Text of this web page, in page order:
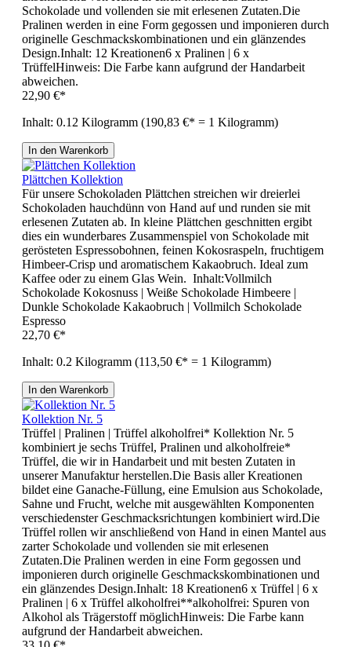
Schokolade und vollenden sie mit erlesenen Zutaten.Die
Pralinen werden in eine Form gegossen und imponieren durch
originelle Geschmackskombinationen und ein glänzendes
Design.Inhalt: 12 Kreationen6 x Pralinen | 6 x
TrüffelHinweis: Die Farbe kann aufgrund der Handarbeit
abweichen.
22,90 €*
Inhalt: 0.12 Kilogramm (190,83 €* = 1 Kilogramm)
In den Warenkorb
Plättchen Kollektion
Für unsere Schokoladen Plättchen streichen wir dreierlei
Schokoladen hauchdünn von Hand auf und runden sie mit
erlesenen Zutaten ab. In kleine Plättchen geschnitten ergibt
dies ein wunderbares Zusammenspiel von Schokolade mit
gerösteten Espressobohnen, feinen Kokosraspeln, fruchtigem
Himbeer-Crisp und aromatischem Kakaobruch. Ideal zum
Kaffee oder zu einem Glas Wein. Inhalt:Vollmilch
Schokolade Kokosnuss | Weiße Schokolade Himbeere |
Dunkle Schokolade Kakaobruch | Vollmilch Schokolade
Espresso
22,70 €*
Inhalt: 0.2 Kilogramm (113,50 €* = 1 Kilogramm)
In den Warenkorb
Kollektion Nr. 5
Trüffel | Pralinen | Trüffel alkoholfrei* Kollektion Nr. 5
kombiniert je sechs Trüffel, Pralinen und alkoholfreie*
Trüffel, die wir in Handarbeit und mit besten Zutaten in
unserer Manufaktur herstellen.Die Basis aller Kreationen
bildet eine Ganache-Füllung, eine Emulsion aus Schokolade,
Sahne und Frucht, welche mit ausgewählten Komponenten
verschiedenster Geschmacksrichtungen kombiniert wird.Die
Trüffel rollen wir anschließend von Hand in einen Mantel aus
zarter Schokolade und vollenden sie mit erlesenen
Zutaten.Die Pralinen werden in eine Form gegossen und
imponieren durch originelle Geschmackskombinationen und
ein glänzendes Design.Inhalt: 18 Kreationen6 x Trüffel | 6 x
Pralinen | 6 x Trüffel alkoholfrei**alkoholfrei: Spuren von
Alkohol als Trägerstoff möglichHinweis: Die Farbe kann
aufgrund der Handarbeit abweichen.